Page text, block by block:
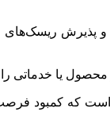
پذیرش ریسک‌های
یا خدماتی
است که کمبود